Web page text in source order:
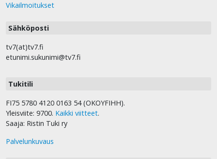
Vikailmoitukset
Sähköposti
tv7(at)tv7.fi
etunimi.sukunimi@tv7.fi
Tukitili
FI75 5780 4120 0163 54 (OKOYFIHH).
Yleisviite: 9700. Kaikki viitteet.
Saaja: Ristin Tuki ry
Palvelunkuvaus